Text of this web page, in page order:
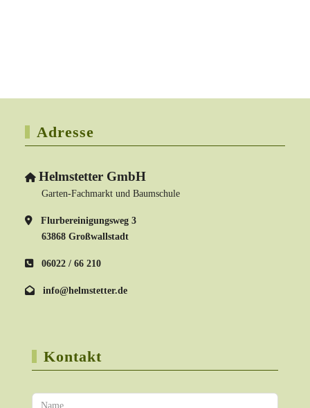
Adresse
Helmstetter GmbH
Garten-Fachmarkt und Baumschule
Flurbereinigungsweg 3
63868 Großwallstadt
06022 / 66 210
info@helmstetter.de
Kontakt